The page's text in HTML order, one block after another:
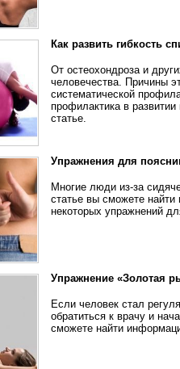
Как развить гибкость
От остеохондроза и
человечества. Причины
систематической
профилактика в
статье.
Упражнения для
Многие люди из-за
статье вы сможете
некоторых упражнений
Упражнение «Золотая
Если человек стал
обратиться к врачу и
сможете найти